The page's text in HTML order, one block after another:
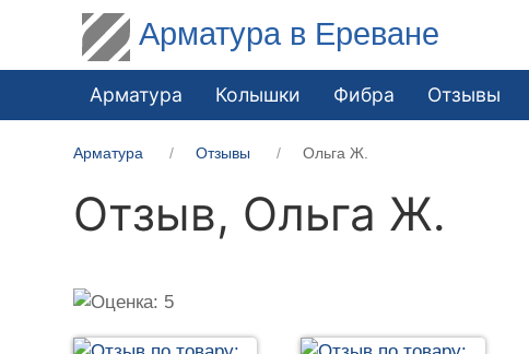
Арматура в Ереване
Арматура Колышки Фибра Отзывы
Арматура Отзывы Ольга Ж.
Отзыв, Ольга Ж.